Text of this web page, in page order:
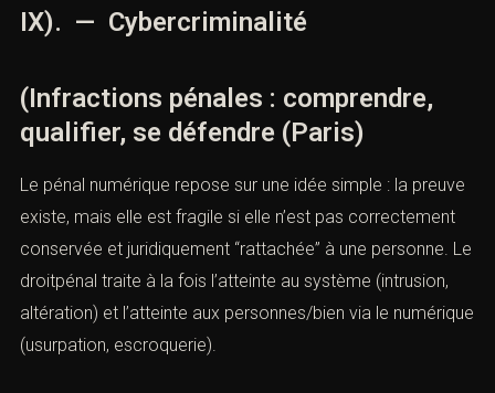
Côté victime : chiffrer le préjudice (réparations,
preuve (photos datées, factures).
Côté défense : contester l’imputabilité (auteur),
l’intention, ou la gravité.
Pour aller plus loin (liens internes)
https://www.cabinetaci.com/destruction-
degradation/
https://www.cabinetaci.com/violences-
volontaires/